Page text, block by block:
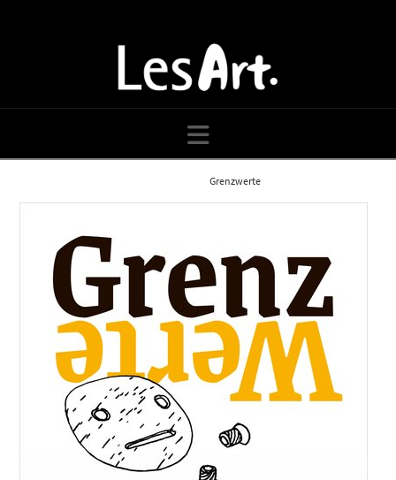
Navigation
Grenzwerte